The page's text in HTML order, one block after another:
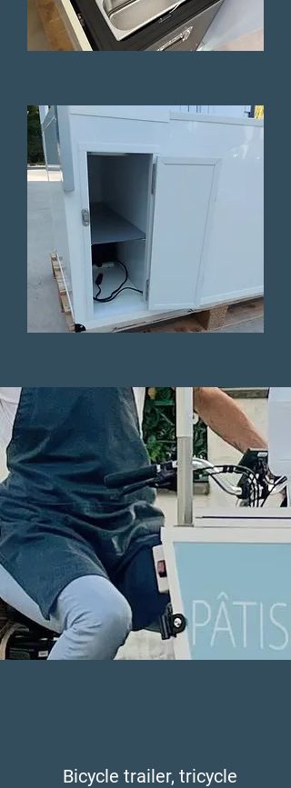
Bicycle trailer, tricycle